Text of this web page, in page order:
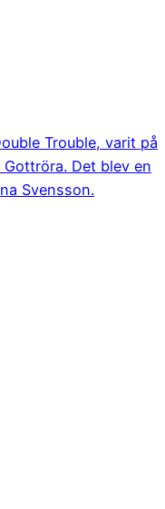
Trouble, varit på
Det blev en
Svensson.